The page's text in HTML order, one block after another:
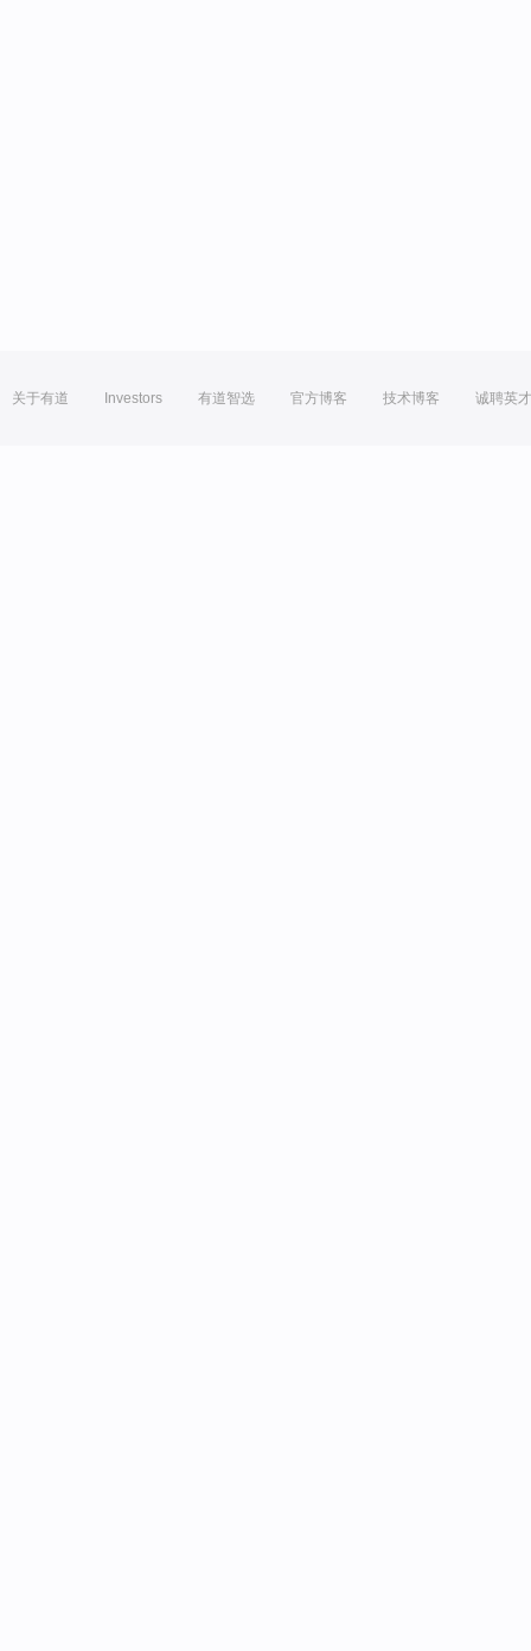
关于有道 Investors 有道智选 官方博客 技术博客 诚聘英才